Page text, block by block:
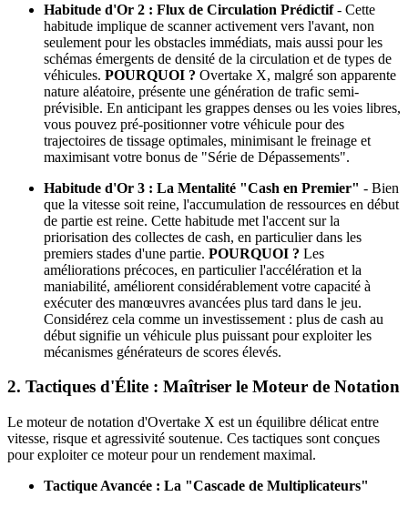
Habitude d'Or 2 : Flux de Circulation Prédictif- Cette
habitude implique de scanner activement vers l'avant, non
seulement pour les obstacles immédiats, mais aussi pour les
schémas émergents de densité de la circulation et de types de
véhicules. POURQUOI ? Overtake X, malgré son apparente
nature aléatoire, présente une génération de trafic semi-
prévisible. En anticipant les grappes denses ou les voies libres,
vous pouvez pré-positionner votre véhicule pour des
trajectoires de tissage optimales, minimisant le freinage et
maximisant votre bonus de "Série de Dépassements".
Habitude d'Or 3 : La Mentalité "Cash en Premier" - Bien
que la vitesse soit reine, l'accumulation de ressources en début
de partie est reine. Cette habitude met l'accent sur la
priorisation des collectes de cash, en particulier dans les
premiers stades d'une partie. POURQUOI ? Les
améliorations précoces, en particulier l'accélération et la
maniabilité, améliorent considérablement votre capacité à
exécuter des manœuvres avancées plus tard dans le jeu.
Considérez cela comme un investissement : plus de cash au
début signifie un véhicule plus puissant pour exploiter les
mécanismes générateurs de scores élevés.
2. Tactiques d'Élite : Maîtriser le Moteur de Notation
Le moteur de notation d'Overtake X est un équilibre délicat entre
vitesse, risque et agressivité soutenue. Ces tactiques sont conçues
pour exploiter ce moteur pour un rendement maximal.
Tactique Avancée : La "Cascade de Multiplicateurs"